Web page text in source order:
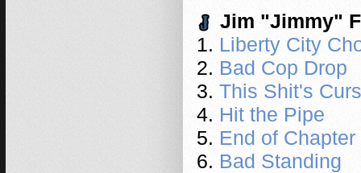
Jim "Jimmy"
Liberty City
Bad Cop Drop
This Shit's
Hit the Pipe
End of Chapter
Bad Standing